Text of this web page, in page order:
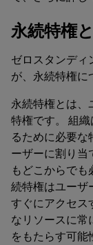
永続特権
ゼロスタンディ
が、永続特権に
永続特権とは、
特権です。 組
るために必要
ーザーに割り当
もどこからで
続特権はユーザ
すぐにアクセス
なリソースに常
をもたらす可能